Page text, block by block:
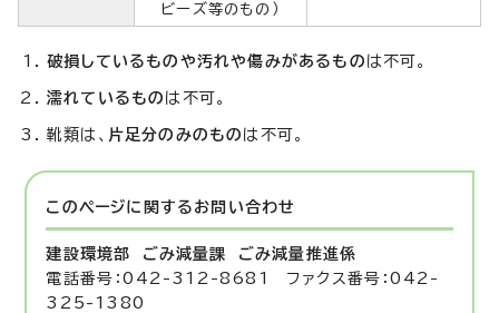
ビーズ等のもの）
破損しているものや汚れや傷みがあるもの は不可。
濡れているもの は不可。
靴類は、 片足分のみのもの は不可。
このページに関する お問い合わせ
建設環境部 ごみ減量課
ごみ減量推進係
電話番号：042-312-8681 ファクス番号：042-
325-1380